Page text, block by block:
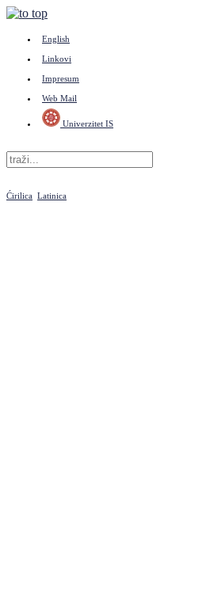
English
Linkovi
Impresum
Web Mail
Univerzitet IS
Ćirilica Latinica